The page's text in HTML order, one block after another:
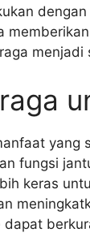
fungsi
keras